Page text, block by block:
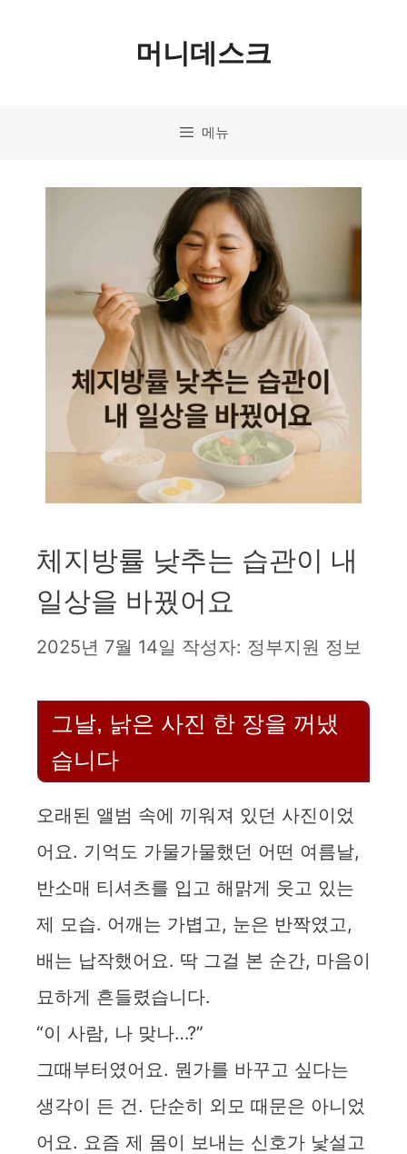
머니데스크
메뉴
체지방률 낮추는 습관이 내
일상을 바꿨어요
2025년 7월 14일 작성자: 정부지원 정보
그날, 낡은 사진 한 장을 꺼냈
습니다
오래된 앨범 속에 끼워져 있던 사진이었
어요. 기억도 가물가물했던 어떤 여름날,
반소매 티셔츠를 입고 해맑게 웃고 있는
제 모습. 어깨는 가볍고, 눈은 반짝였고,
배는 납작했어요. 딱 그걸 본 순간, 마음이
묘하게 흔들렸습니다.
“이 사람, 나 맞나…?”
그때부터였어요. 뭔가를 바꾸고 싶다는
생각이 든 건. 단순히 외모 때문은 아니었
어요. 요즘 제 몸이 보내는 신호가 낯설고